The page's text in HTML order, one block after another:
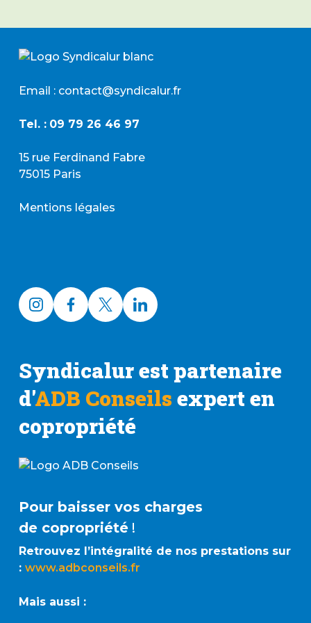
Email : contact@syndicalur.fr
Tel. : 09 79 26 46 97
15 rue Ferdinand Fabre
75015 Paris
Mentions légales
Syndicalur est partenaire
d'ADB Conseils expert en
copropriété
Pour baisser vos charges
de copropriété!
Retrouvez l’intégralité de nos prestations sur
: www.adbconseils.fr
Mais aussi :